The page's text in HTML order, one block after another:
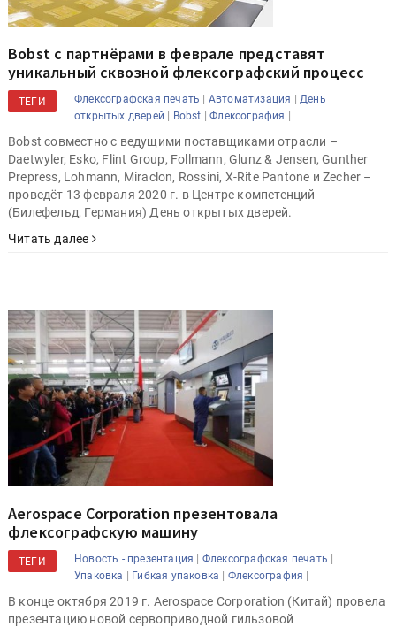
Bobst с партнёрами в феврале представят
уникальный сквозной флексографский процесс
ТЕГИ Флексографская печать | Автоматизация |День
открытых дверей | Bobst |Флексография |
Bobst совместно с ведущими поставщиками отрасли –
Daetwyler, Esko, Flint Group, Follmann, Glunz & Jensen, Gunther
Prepress, Lohmann, Miraclon, Rossini, X-Rite Pantone и Zecher –
проведёт 13 февраля 2020 г. в Центре компетенций
(Билефельд, Германия) День открытых дверей.
Читать далее
Aerospace Corporation презентовала
флексографскую машину
ТЕГИ Новость - презентация | Флексографская печать |
Упаковка | Гибкая упаковка | Флексография |
В конце октября 2019 г. Aerospace Corporation (Китай) провела
презентацию новой сервоприводной гильзовой